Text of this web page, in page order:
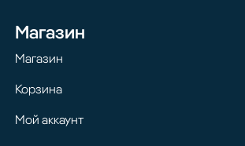
Магазин
Магазин
Корзина
Мой аккаунт